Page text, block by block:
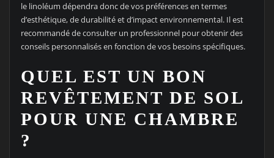
le linoléum dépendra donc de vos préférences en termes
d’esthétique, de durabilité et d’impact environnemental. Il est
recommandé de consulter un professionnel pour obtenir des
conseils personnalisés en fonction de vos besoins spécifiques.
QUEL EST UN BON
REVÊTEMENT DE SOL
POUR UNE CHAMBRE
?